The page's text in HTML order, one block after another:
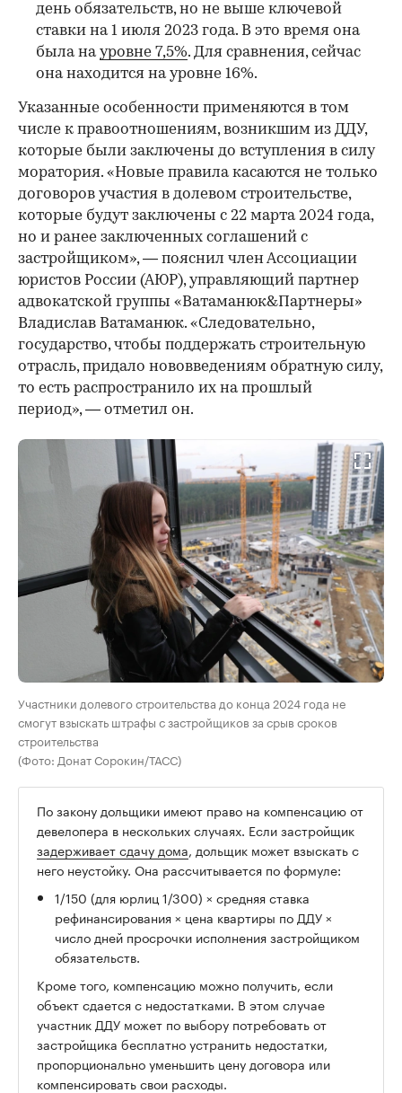
день обязательств, но не выше ключевой
ставки на 1 июля 2023 года. В это время она
была науровне 7,5%. Для сравнения, сейчас
она находится на уровне 16%.
Указанные особенности применяются в том
числе к правоотношениям, возникшим из ДДУ,
которые были заключены до вступления в силу
моратория. «Новые правила касаются не только
договоров участия в долевом строительстве,
которые будут заключены с 22 марта 2024 года,
но и ранее заключенных соглашений с
застройщиком», — пояснил член Ассоциации
юристов России (АЮР), управляющий партнер
адвокатской группы «Ватаманюк&Партнеры»
Владислав Ватаманюк. «Следовательно,
государство, чтобы поддержать строительную
отрасль, придало нововведениям обратную силу,
то есть распространило их на прошлый
период», — отметил он.
Участники долевого строительства до конца 2024 года не
смогут взыскать штрафы с застройщиков за срыв сроков
строительства
(Фото: Донат Сорокин/ТАСС)
По закону дольщики имеют право на компенсацию от
девелопера в нескольких случаях. Если застройщик
задерживает сдачу дома, дольщик может взыскать с
него неустойку. Она рассчитывается по формуле:
1/150 (для юрлиц 1/300) × средняя ставка
рефинансирования × цена квартиры по ДДУ ×
число дней просрочки исполнения застройщиком
обязательств.
Кроме того, компенсацию можно получить, если
объект сдается с недостатками. В этом случае
участник ДДУ может по выбору потребовать от
застройщика бесплатно устранить недостатки,
пропорционально уменьшить цену договора или
компенсировать свои расходы.